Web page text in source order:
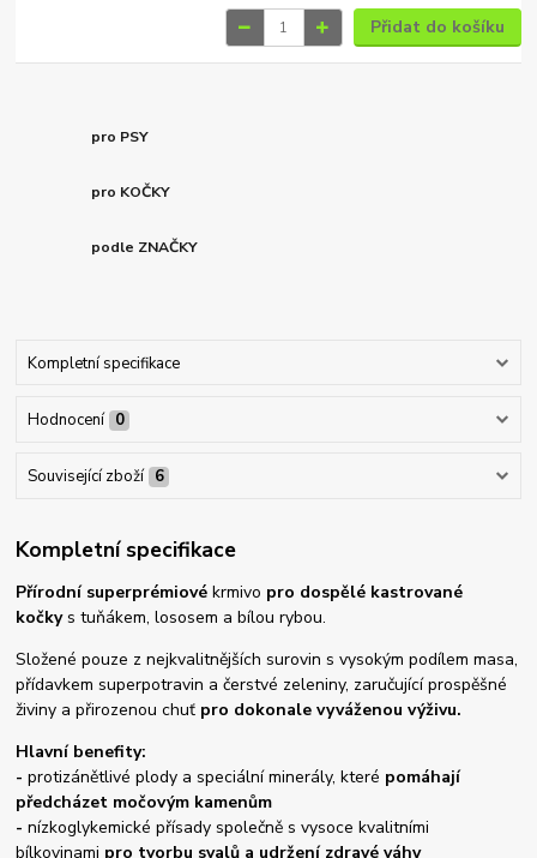
Přidat do košíku
pro PSY
pro KOČKY
podle ZNAČKY
Kompletní specifikace
Hodnocení 0
Související zboží 6
Kompletní specifikace
Přírodní superprémiové krmivo pro dospělé kastrované
kočkys tuňákem, lososem a bílou rybou.
Složené pouze z nejkvalitnějších surovin s vysokým podílem masa,
přídavkem superpotravin a čerstvé zeleniny, zaručující prospěšné
živiny a přirozenou chuť pro dokonale vyváženou výživu.
Hlavní benefity:
-protizánětlivé plody a speciální minerály, které pomáhají
předcházet močovým kamenům
-nízkoglykemické přísady společně s vysoce kvalitními
bílkovinami pro tvorbu svalů a udržení zdravé váhy